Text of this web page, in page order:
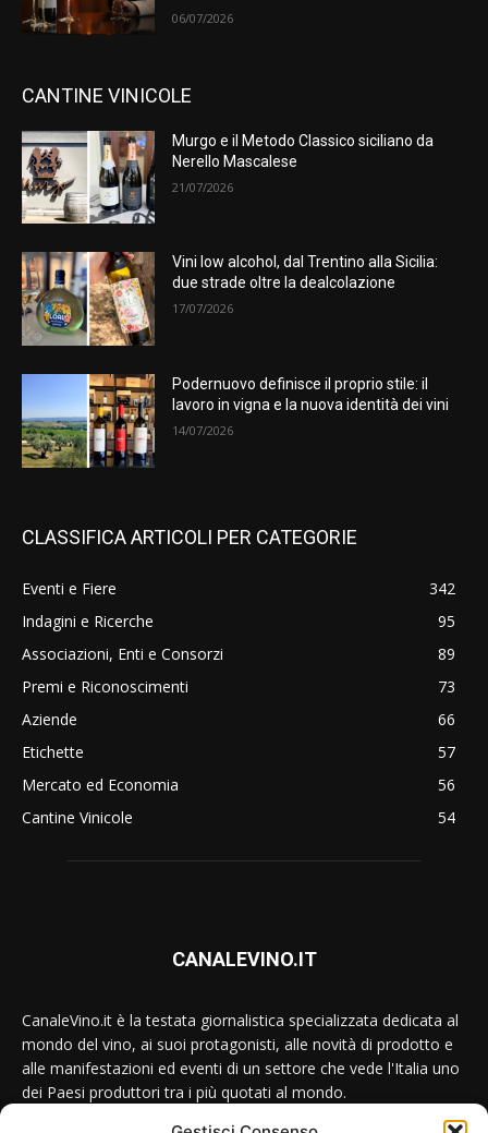
06/07/2026
CANTINE VINICOLE
Murgo e il Metodo Classico siciliano da
Nerello Mascalese
21/07/2026
Vini low alcohol, dal Trentino alla Sicilia:
due strade oltre la dealcolazione
17/07/2026
Podernuovo definisce il proprio stile: il
lavoro in vigna e la nuova identità dei vini
14/07/2026
CLASSIFICA ARTICOLI PER CATEGORIE
Eventi e Fiere
342
Indagini e Ricerche
95
Associazioni, Enti e Consorzi
89
Premi e Riconoscimenti
73
Aziende
66
Etichette
57
Mercato ed Economia
56
Cantine Vinicole
54
CANALEVINO.IT
CanaleVino.it è la testata giornalistica specializzata dedicata al
mondo del vino, ai suoi protagonisti, alle novità di prodotto e
alle manifestazioni ed eventi di un settore che vede l'Italia uno
dei Paesi produttori tra i più quotati al mondo.